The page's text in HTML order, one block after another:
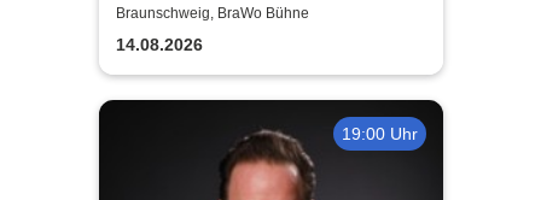
Open Air
Braunschweig, BraWo Bühne
14.08.2026
19:00 Uhr